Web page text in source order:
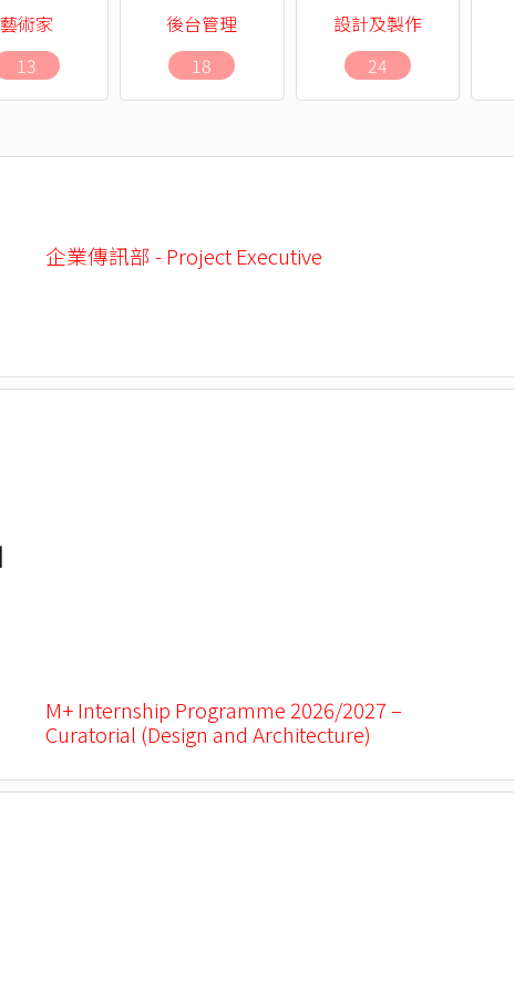
藝術家
13
後台管理
18
設計及製作
24
企業傳訊部 - Project Executive
M+ Internship Programme 2026/2027 –
Curatorial (Design and Architecture)